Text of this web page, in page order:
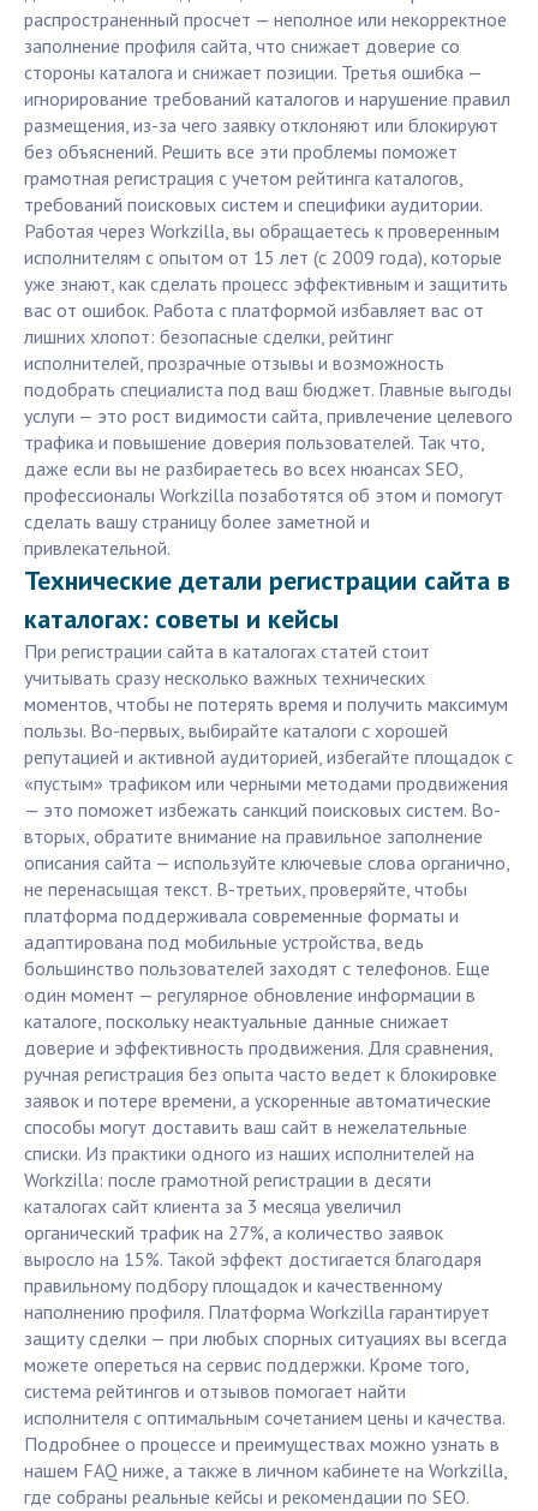
распространенный просчет — неполное или некорректное
заполнение профиля сайта, что снижает доверие со
стороны каталога и снижает позиции. Третья ошибка —
игнорирование требований каталогов и нарушение правил
размещения, из-за чего заявку отклоняют или блокируют
без объяснений. Решить все эти проблемы поможет
грамотная регистрация с учетом рейтинга каталогов,
требований поисковых систем и специфики аудитории.
Работая через Workzilla, вы обращаетесь к проверенным
исполнителям с опытом от 15 лет (с 2009 года), которые
уже знают, как сделать процесс эффективным и защитить
вас от ошибок. Работа с платформой избавляет вас от
лишних хлопот: безопасные сделки, рейтинг
исполнителей, прозрачные отзывы и возможность
подобрать специалиста под ваш бюджет. Главные выгоды
услуги — это рост видимости сайта, привлечение целевого
трафика и повышение доверия пользователей. Так что,
даже если вы не разбираетесь во всех нюансах SEO,
профессионалы Workzilla позаботятся об этом и помогут
сделать вашу страницу более заметной и
привлекательной.
Технические детали регистрации сайта в
каталогах: советы и кейсы
При регистрации сайта в каталогах статей стоит
учитывать сразу несколько важных технических
моментов, чтобы не потерять время и получить максимум
пользы. Во-первых, выбирайте каталоги с хорошей
репутацией и активной аудиторией, избегайте площадок с
«пустым» трафиком или черными методами продвижения
— это поможет избежать санкций поисковых систем. Во-
вторых, обратите внимание на правильное заполнение
описания сайта — используйте ключевые слова органично,
не перенасыщая текст. В-третьих, проверяйте, чтобы
платформа поддерживала современные форматы и
адаптирована под мобильные устройства, ведь
большинство пользователей заходят с телефонов. Еще
один момент — регулярное обновление информации в
каталоге, поскольку неактуальные данные снижает
доверие и эффективность продвижения. Для сравнения,
ручная регистрация без опыта часто ведет к блокировке
заявок и потере времени, а ускоренные автоматические
способы могут доставить ваш сайт в нежелательные
списки. Из практики одного из наших исполнителей на
Workzilla: после грамотной регистрации в десяти
каталогах сайт клиента за 3 месяца увеличил
органический трафик на 27%, а количество заявок
выросло на 15%. Такой эффект достигается благодаря
правильному подбору площадок и качественному
наполнению профиля. Платформа Workzilla гарантирует
защиту сделки — при любых спорных ситуациях вы всегда
можете опереться на сервис поддержки. Кроме того,
система рейтингов и отзывов помогает найти
исполнителя с оптимальным сочетанием цены и качества.
Подробнее о процессе и преимуществах можно узнать в
нашем FAQ ниже, а также в личном кабинете на Workzilla,
где собраны реальные кейсы и рекомендации по SEO.